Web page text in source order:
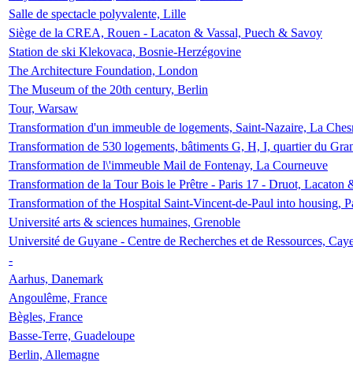
Salle de spectacle polyvalente, Lille
Siège de la CREA, Rouen - Lacaton & Vassal, Puech & Savoy
Station de ski Klekovaca, Bosnie-Herzégovine
The Architecture Foundation, London
The Museum of the 20th century, Berlin
Tour, Warsaw
Transformation d'un immeuble de logements, Saint-Nazaire, La
Transformation de 530 logements, bâtiments G, H, I, quartier du
Transformation de l\'immeuble Mail de Fontenay, La Courneuve
Transformation de la Tour Bois le Prêtre - Paris 17 - Druot, Lacaton
Transformation of the Hospital Saint-Vincent-de-Paul into housing,
Université arts & sciences humaines, Grenoble
Université de Guyane - Centre de Recherches et de Ressources,
-
Aarhus, Danemark
Angoulême, France
Bègles, France
Basse-Terre, Guadeloupe
Berlin, Allemagne